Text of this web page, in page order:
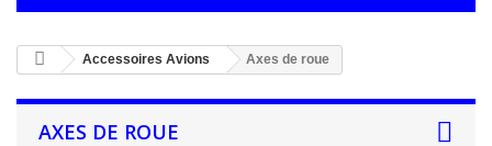
Accessoires Avions Axes de roue
AXES DE ROUE